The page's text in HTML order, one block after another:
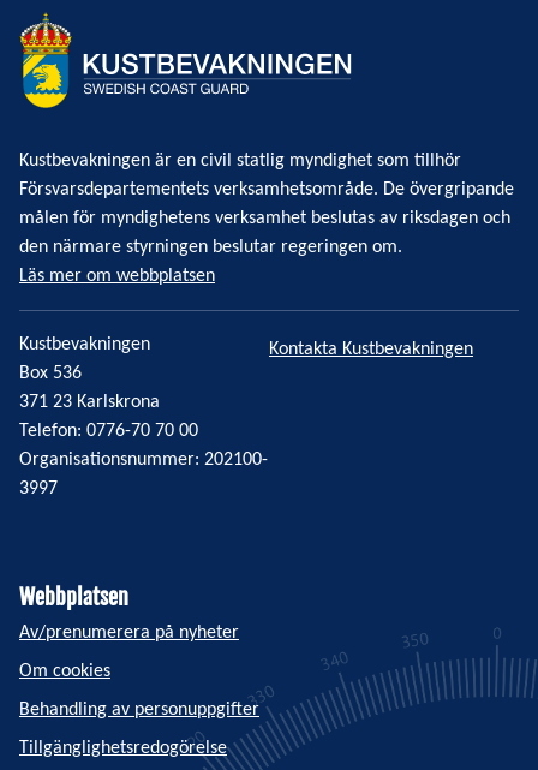
Kustbevakningen är en civil statlig myndighet som tillhör
Försvarsdepartementets verksamhetsområde. De övergripande
målen för myndighetens verksamhet beslutas av riksdagen och
den närmare styrningen beslutar regeringen om.
Läs mer om webbplatsen
Kustbevakningen
Box 536
371 23 Karlskrona
Telefon: 0776-70 70 00
Organisationsnummer: 202100-
3997
Kontakta Kustbevakningen
Webbplatsen
Av/prenumerera på nyheter
Om cookies
Behandling av personuppgifter
Tillgänglighetsredogörelse